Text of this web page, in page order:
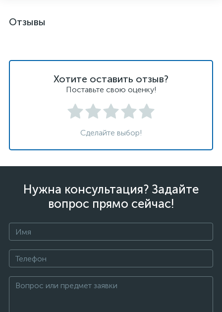
Отзывы
Хотите оставить отзыв?
Поставьте свою оценку!
Сделайте выбор!
Нужна консультация? Задайте
вопрос прямо сейчас!